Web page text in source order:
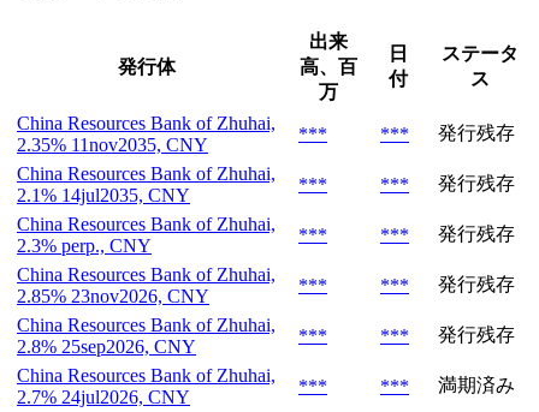
発行体
出来
高、百
万
日
付
ステータ
ス
China Resources Bank of Zhuhai,
2.35% 11nov2035, CNY
*** ***
発行残存
China Resources Bank of Zhuhai,
2.1% 14jul2035, CNY
*** ***
発行残存
China Resources Bank of Zhuhai,
2.3% perp., CNY
*** ***
発行残存
China Resources Bank of Zhuhai,
2.85% 23nov2026, CNY
*** ***
発行残存
China Resources Bank of Zhuhai,
2.8% 25sep2026, CNY
*** ***
発行残存
China Resources Bank of Zhuhai,
2.7% 24jul2026, CNY
*** ***
満期済み